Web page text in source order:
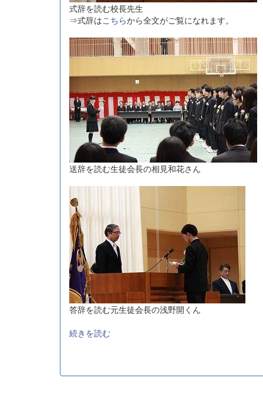
式辞を読む校長先生
⇒式辞はこちらから全文がご覧になれます。
送辞を読む生徒会長の相見和花さん
答辞を読む元生徒会長の浅野開くん
続きを読む